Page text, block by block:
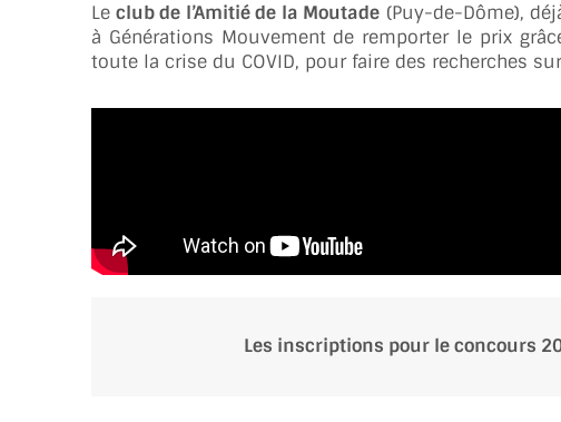
Le club de l’Amitié de la Moutade (Puy-de-Dôme),
à Générations Mouvement de remporter le prix
toute la crise du COVID, pour faire des recherches
Les inscriptions pour le concours